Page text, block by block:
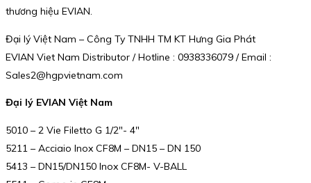
thương hiệu EVIAN.
Đại lý Việt Nam – Công Ty TNHH TM KT Hưng Gia Phát
EVIAN Viet Nam Distributor / Hotline : 0938336079 / Email :
Sales2@hgpvietnam.com
Đại lý EVIAN Việt Nam
5010 – 2 Vie Filetto G 1/2″- 4″
5211 – Acciaio Inox CF8M – DN15 – DN 150
5413 – DN15/DN150 Inox CF8M- V-BALL